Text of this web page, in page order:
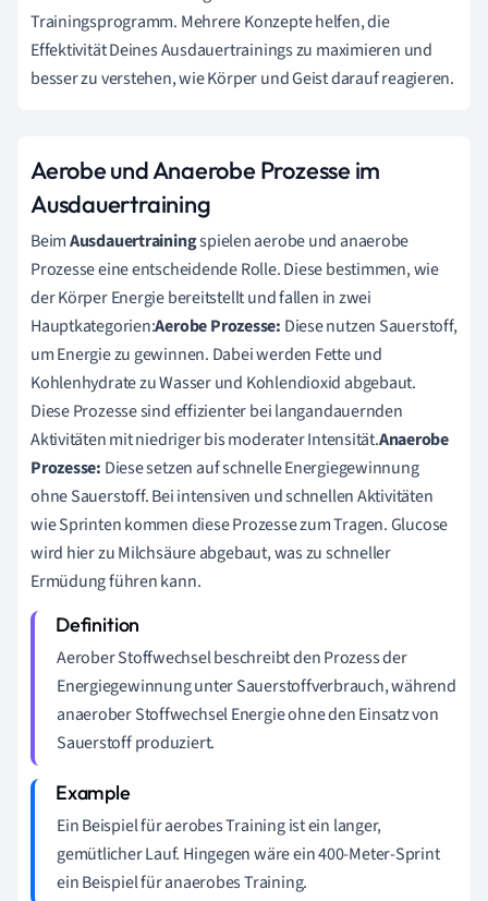
Trainingsprogramm. Mehrere Konzepte helfen, die
Effektivität Deines Ausdauertrainings zu maximieren und
besser zu verstehen, wie Körper und Geist darauf reagieren.
Aerobe und Anaerobe Prozesse im
Ausdauertraining
BeimAusdauertrainingspielen aerobe und anaerobe
Prozesse eine entscheidende Rolle. Diese bestimmen, wie
der Körper Energie bereitstellt und fallen in zwei
Hauptkategorien:Aerobe Prozesse: Diese nutzen Sauerstoff,
um Energie zu gewinnen. Dabei werden Fette und
Kohlenhydrate zu Wasser und Kohlendioxid abgebaut.
Diese Prozesse sind effizienter bei langandauernden
Aktivitäten mit niedriger bis moderater Intensität.Anaerobe
Prozesse: Diese setzen auf schnelle Energiegewinnung
ohne Sauerstoff. Bei intensiven und schnellen Aktivitäten
wie Sprinten kommen diese Prozesse zum Tragen. Glucose
wird hier zu Milchsäure abgebaut, was zu schneller
Ermüdung führen kann.
Aerober Stoffwechsel beschreibt den Prozess der
Energiegewinnung unter Sauerstoffverbrauch, während
anaerober Stoffwechsel Energie ohne den Einsatz von
Sauerstoff produziert.
Ein Beispiel für aerobes Training ist ein langer,
gemütlicher Lauf. Hingegen wäre ein 400-Meter-Sprint
ein Beispiel für anaerobes Training.